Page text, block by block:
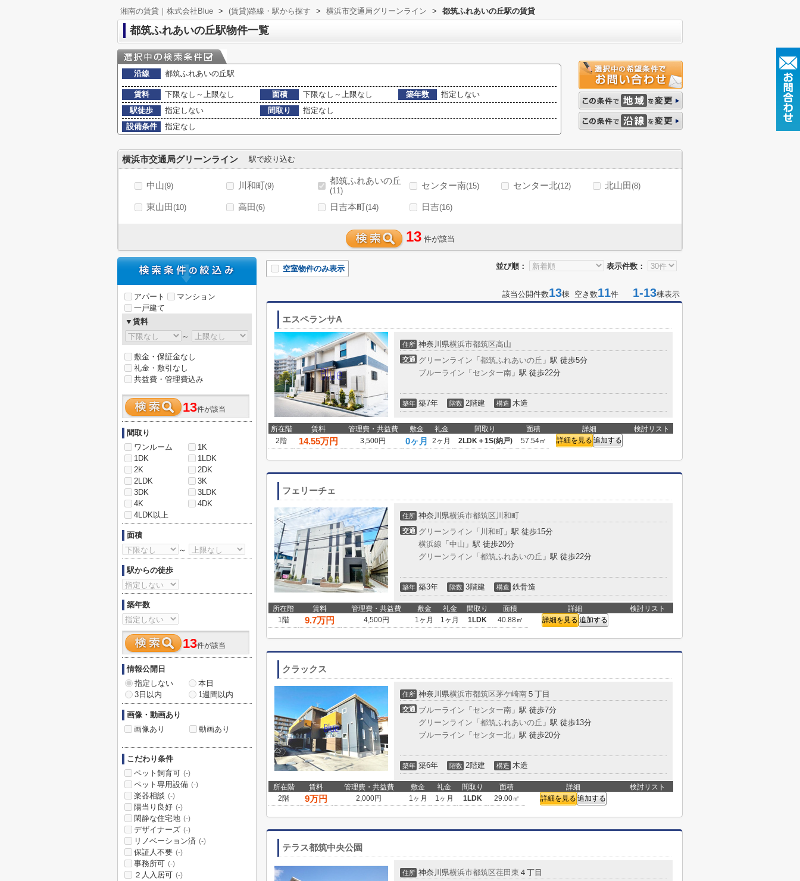
湘南の賃貸｜株式会社Blue > (賃貸)路線・駅から探す > 横浜市交通局グリーンライン > 都筑ふれあいの丘駅の賃貸
都筑ふれあいの丘駅物件一覧
沿線 都筑ふれあいの丘駅
賃料 下限なし～上限なし 面積 下限なし～上限なし 築年数
指定しない
駅徒歩
指定しない 間取り
指定なし
設備条件
指定なし
横浜市交通局グリーンライン 駅で絞り込む
中山(9) 川和町(9)
都筑ふれあいの丘
(11)
センター南(15) センター北(12) 北山田(8)
東山田(10) 高田(6) 日吉本町(14) 日吉(16)
13 件が該当
並び順： 表示件数：
空室物件のみ表示
該当公開件数13棟 空き数11件 1-13棟表示
エスペランサA
住所 神奈川県横浜市都筑区高山
交通 グリーンライン 「 都筑ふれあいの丘 」駅 徒歩5分
ブルーライン 「 センター南 」駅 徒歩22分
築年 築7年 階数 2階建 構造 木造
所在階 賃料 管理費・共益費 敷金 礼金 間取り 面積 詳細
検討リスト
2階
14.55万円 3,500円 0ヶ月 2ヶ月 2LDK＋1S(納戸) 57.54㎡ 詳細を見る 追加する
フェリーチェ
住所 神奈川県横浜市都筑区 川和町
交通 グリーンライン 「 川和町 」駅 徒歩15分
横浜線 「 中山 」駅 徒歩20分
グリーンライン 「 都筑ふれあいの丘 」駅 徒歩22分
築年 築3年 階数 3階建 構造 鉄骨造
所在階 賃料 管理費・共益費 敷金 礼金 間取り 面積 詳細
検討リスト
1階
9.7万円 4,500円 1ヶ月 1ヶ月 1LDK 40.88㎡ 詳細を見る 追加する
クラックス
住所 神奈川県横浜市都筑区茅ケ崎南 ５丁目
交通 ブルーライン 「 センター南 」駅 徒歩7分
グリーンライン 「 都筑ふれあいの丘 」駅 徒歩13分
ブルーライン 「 センター北 」駅 徒歩20分
築年 築6年 階数 2階建 構造 木造
所在階 賃料 管理費・共益費 敷金 礼金 間取り 面積 詳細
検討リスト
2階
9万円 2,000円 1ヶ月 1ヶ月 1LDK 29.00㎡ 詳細を見る 追加する
テラス都筑中央公園
住所 神奈川県横浜市都筑区荏田東 ４丁目
アパート
マンション
一戸建て
▼賃料
～
敷金・保証金なし
礼金・敷引なし
共益費・管理費込み
13件が該当
間取り
ワンルーム
1K
1DK
1LDK
2K
2DK
2LDK
3K
3DK
3LDK
4K
4DK
4LDK以上
面積
～
駅からの徒歩
築年数
13件が該当
情報公開日
指定しない
本日
3日以内
1週間以内
画像・動画あり
画像あり
動画あり
こだわり条件
ペット飼育可 (-)
ペット専用設備 (-)
楽器相談 (-)
陽当り良好 (-)
閑静な住宅地 (-)
デザイナーズ (-)
リノベーション済 (-)
保証人不要 (-)
事務所可 (-)
２人入居可 (-)